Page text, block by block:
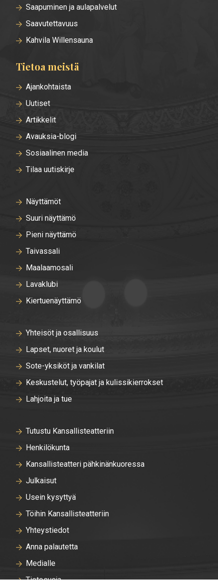
Saapuminen ja aulapalvelut
Saavutettavuus
Kahvila Willensauna
Tietoa meistä
Ajankohtaista
Uutiset
Artikkelit
Avauksia-blogi
Sosiaalinen media
Tilaa uutiskirje
Näyttämöt
Suuri näyttämö
Pieni näyttämö
Taivassali
Maalaamosali
Lavaklubi
Kiertuenäyttämö
Yhteisöt ja osallisuus
Lapset, nuoret ja koulut
Sote-yksiköt ja vankilat
Keskustelut, työpajat ja kulissikierrokset
Lahjoita ja tue
Tutustu Kansallisteatteriin
Henkilökunta
Kansallisteatteri pähkinänkuoressa
Julkaisut
Usein kysyttyä
Töihin Kansallisteatteriin
Yhteystiedot
Anna palautetta
Medialle